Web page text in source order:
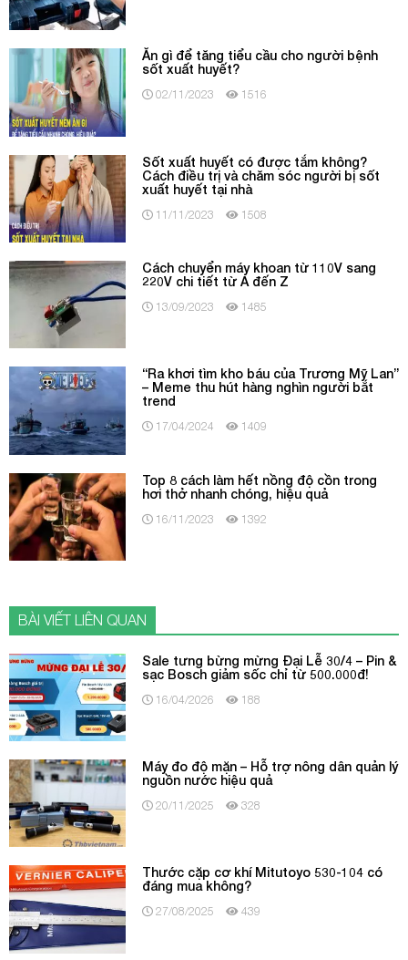
Ăn gì để tăng tiểu cầu cho người bệnh
sốt xuất huyết?
02/11/2023 1516
Sốt xuất huyết có được tắm không?
Cách điều trị và chăm sóc người bị sốt
xuất huyết tại nhà
11/11/2023 1508
Cách chuyển máy khoan từ 110V sang
220V chi tiết từ A đến Z
13/09/2023 1485
“Ra khơi tìm kho báu của Trương Mỹ Lan”
– Meme thu hút hàng nghìn người bắt
trend
17/04/2024 1409
Top 8 cách làm hết nồng độ cồn trong
hơi thở nhanh chóng, hiệu quả
16/11/2023 1392
BÀI VIẾT LIÊN QUAN
Sale tưng bừng mừng Đại Lễ 30/4 – Pin &
sạc Bosch giảm sốc chỉ từ 500.000đ!
16/04/2026 188
Máy đo độ mặn – Hỗ trợ nông dân quản lý
nguồn nước hiệu quả
20/11/2025 328
Thước cặp cơ khí Mitutoyo 530-104 có
đáng mua không?
27/08/2025 439